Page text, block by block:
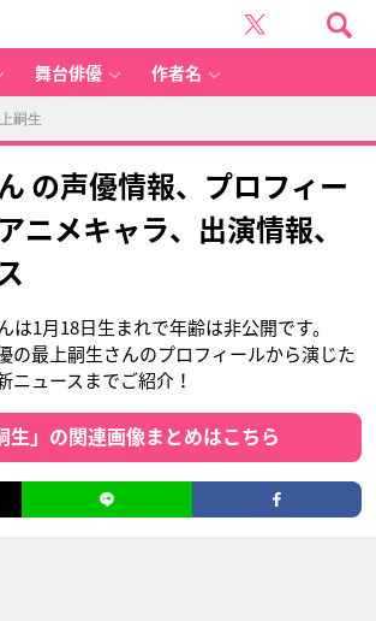
舞台俳優 作者名
嗣生
の声優情報、プロフィー
ニメキャラ、出演情報、
は1月18日生まれで年齢は非公開です。
の最上嗣生さんのプロフィールから演じた
ニュースまでご紹介！
生」の関連画像まとめはこちら